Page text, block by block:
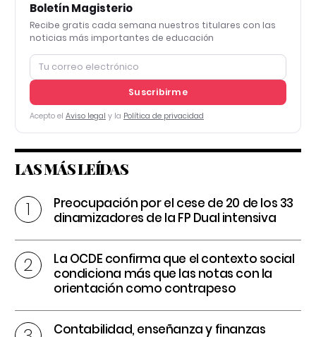
Boletín Magisterio
Recibe gratis cada semana nuestros titulares con las
noticias más importantes de educación
Suscribirme
Acepto el Aviso legal y la Política de privacidad
LAS MÁS LEÍDAS
Preocupación por el cese de 20 de los 33
dinamizadores de la FP Dual intensiva
La OCDE confirma que el contexto social
condiciona más que las notas con la
orientación como contrapeso
Contabilidad, enseñanza y finanzas